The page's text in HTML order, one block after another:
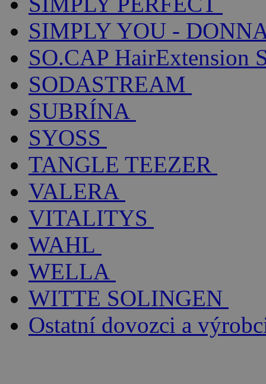
SIMPLY YOU -
SO.CAP HairExtension
SODASTREAM
SUBRÍNA
SYOSS
TANGLE TEEZER
VALERA
VITALITYS
WAHL
WELLA
WITTE SOLINGEN
Ostatní dovozci a